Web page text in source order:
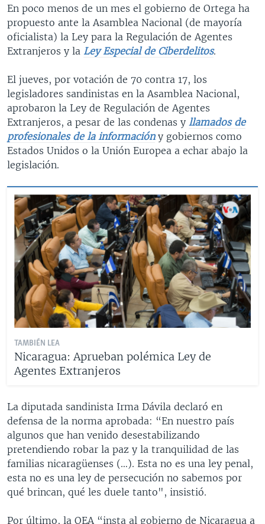
En poco menos de un mes el gobierno de Ortega ha
propuesto ante la Asamblea Nacional (de mayoría
oficialista) la Ley para la Regulación de Agentes
Extranjeros y la Ley Especial de Ciberdelitos.
El jueves, por votación de 70 contra 17, los
legisladores sandinistas en la Asamblea Nacional,
aprobaron la Ley de Regulación de Agentes
Extranjeros, a pesar de las condenas y llamados de
profesionales de la informacióny gobiernos como
Estados Unidos o la Unión Europea a echar abajo la
legislación.
TAMBIÉN LEA
Nicaragua: Aprueban polémica Ley de
Agentes Extranjeros
La diputada sandinista Irma Dávila declaró en
defensa de la norma aprobada: “En nuestro país
algunos que han venido desestabilizando
pretendiendo robar la paz y la tranquilidad de las
familias nicaragüenses (…). Esta no es una ley penal,
esta no es una ley de persecución no sabemos por
qué brincan, qué les duele tanto", insistió.
Por último, la OEA “insta al gobierno de Nicaragua a